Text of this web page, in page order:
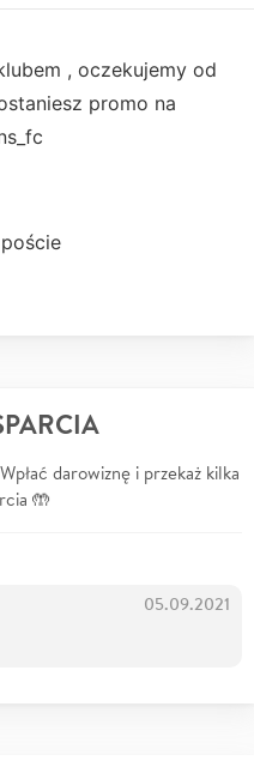
, oczekujemy od
promo na
darowiznę i przekaż kilka
🤲
05.09.2021